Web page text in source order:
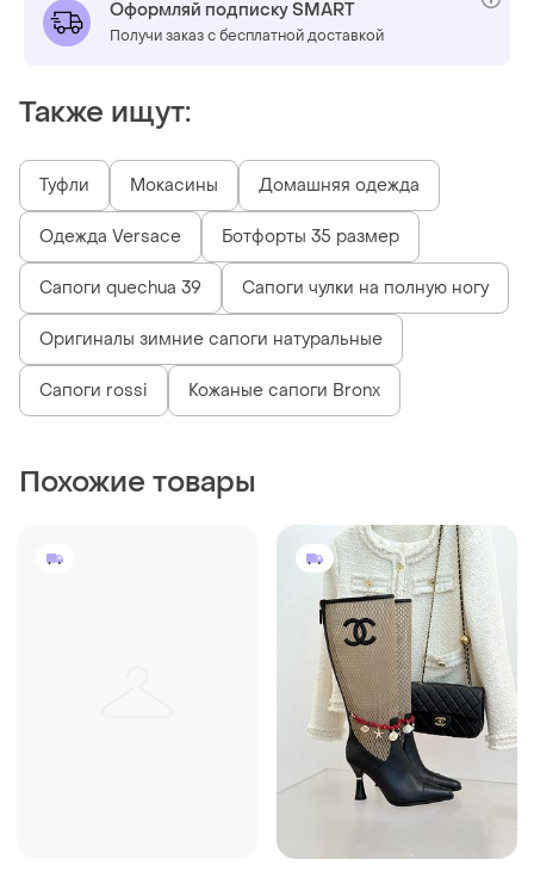
Оформляй подписку SMART
Получи заказ с бесплатной доставкой
Также ищут:
Туфли Мокасины Домашняя одежда
Одежда Versace Ботфорты 35 размер
Сапоги quechua 39 Сапоги чулки на полную ногу
Оригиналы зимние сапоги натуральные
Сапоги rossi Кожаные сапоги Bronx
Похожие товары